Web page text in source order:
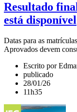
Resultado
está disponível
Datas para as
Aprovados devem
Escrito por
publicado
28/01/26
11h35